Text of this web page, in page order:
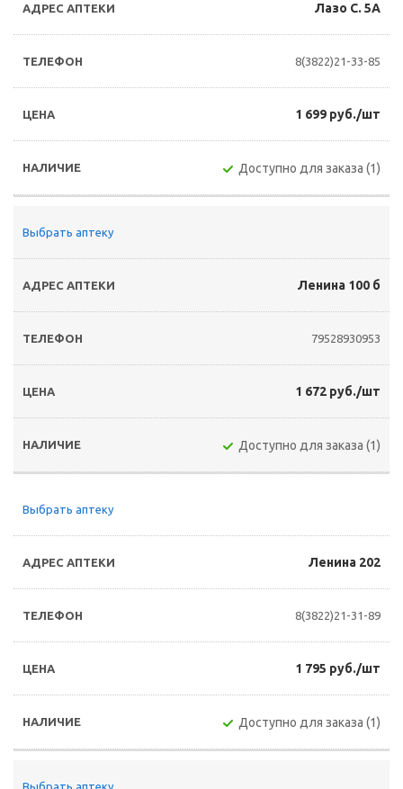
Лазо С. 5А
8(3822)21-33-85
1 699 руб./шт
Доступно для заказа (1)
Выбрать аптеку
Ленина 100 б
79528930953
1 672 руб./шт
Доступно для заказа (1)
Выбрать аптеку
Ленина 202
8(3822)21-31-89
1 795 руб./шт
Доступно для заказа (1)
Выбрать аптеку